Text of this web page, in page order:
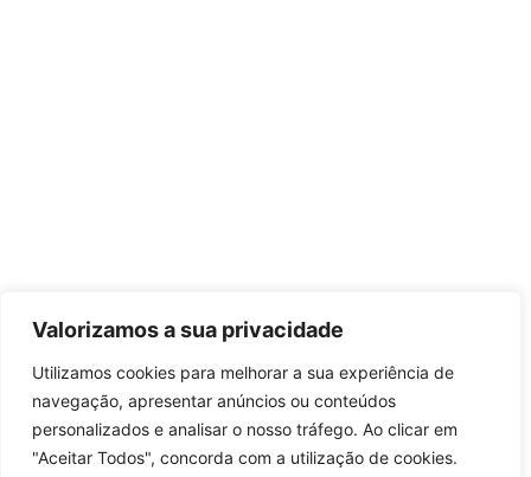
Valorizamos a sua privacidade
Utilizamos cookies para melhorar a sua experiência de
navegação, apresentar anúncios ou conteúdos
personalizados e analisar o nosso tráfego. Ao clicar em
"Aceitar Todos", concorda com a utilização de cookies.